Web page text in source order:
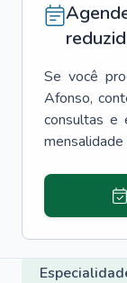
Se você
Afonso,
consultas e